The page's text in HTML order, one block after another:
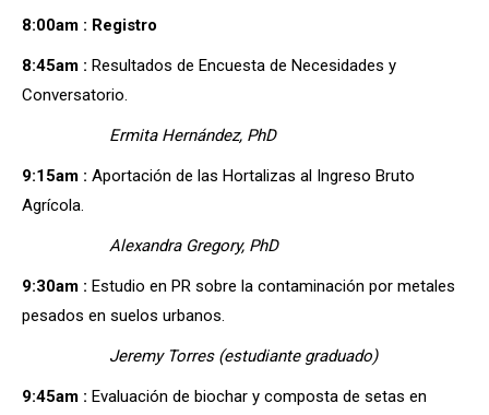
8:00am : Registro
8:45am : Resultados de Encuesta de Necesidades y
Conversatorio.
Ermita Hernández, PhD
9:15am : Aportación de las Hortalizas al Ingreso Bruto
Agrícola.
Alexandra Gregory, PhD
9:30am : Estudio en PR sobre la contaminación por metales
pesados en suelos urbanos.
Jeremy Torres (estudiante graduado)
9:45am : Evaluación de biochar y composta de setas en